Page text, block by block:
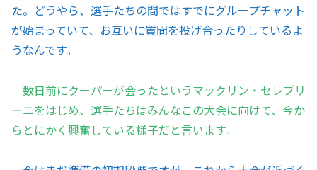
た。どうやら、選手たちの間ではすでにグループチャット
が始まっていて、お互いに質問を投げ合ったりしているよ
うなんです。
数日前にクーパーが会ったというマックリン・セレブリ
ーニをはじめ、選手たちはみんなこの大会に向けて、今か
らとにかく興奮している様子だと言います。